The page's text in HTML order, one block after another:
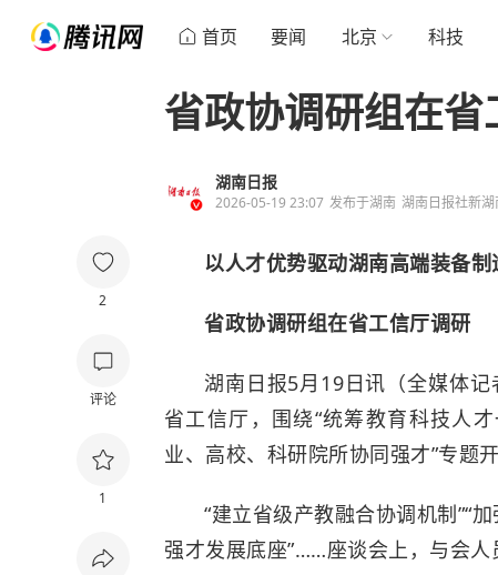
首页 要闻 北京 科技
2
评论
1
省政协调研组在
湖南日报
2026-05-19 23:07 发布于湖南 湖南日报社新
以人才优势驱动湖南高端装备制
省政协调研组在省工信厅调研
湖南日报5月19日讯（全媒体
省工信厅，围绕“统筹教育科技人
业、高校、科研院所协同强才”专题
“建立省级产教融合协调机制”“
强才发展底座”……座谈会上，与会人